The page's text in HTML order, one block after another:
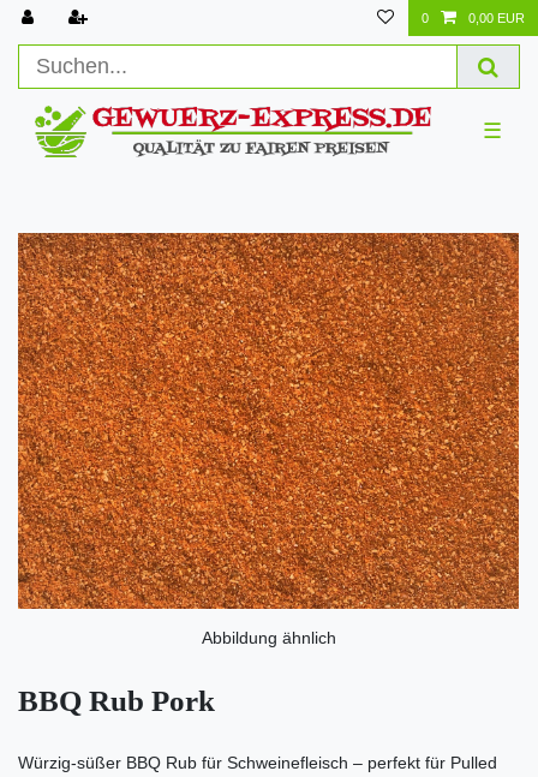
0 0,00 EUR
☰
Abbildung ähnlich
BBQ Rub Pork
Würzig-süßer BBQ Rub für Schweinefleisch – perfekt für Pulled